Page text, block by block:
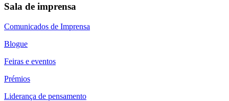
Sala de imprensa
Comunicados de Imprensa
Blogue
Feiras e eventos
Prémios
Liderança de pensamento